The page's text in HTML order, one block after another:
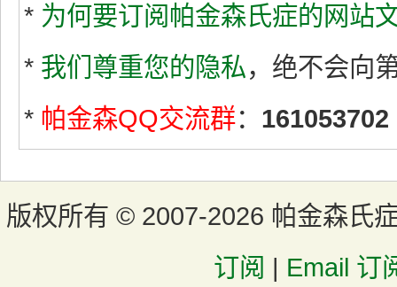
* 为何要订阅帕金森氏症的网站
* 我们尊重您的隐私，绝不会向
* 帕金森QQ交流群： 161053702
版权所有 © 2007-2026 帕金森氏
订阅 | Email 订